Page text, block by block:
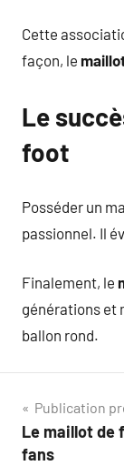
Cette
façon, le
Le
foot
Posséder un
passionnel. Il
Finalement, le
générations et
ballon rond.
de
Publication
Le maillot de
fans